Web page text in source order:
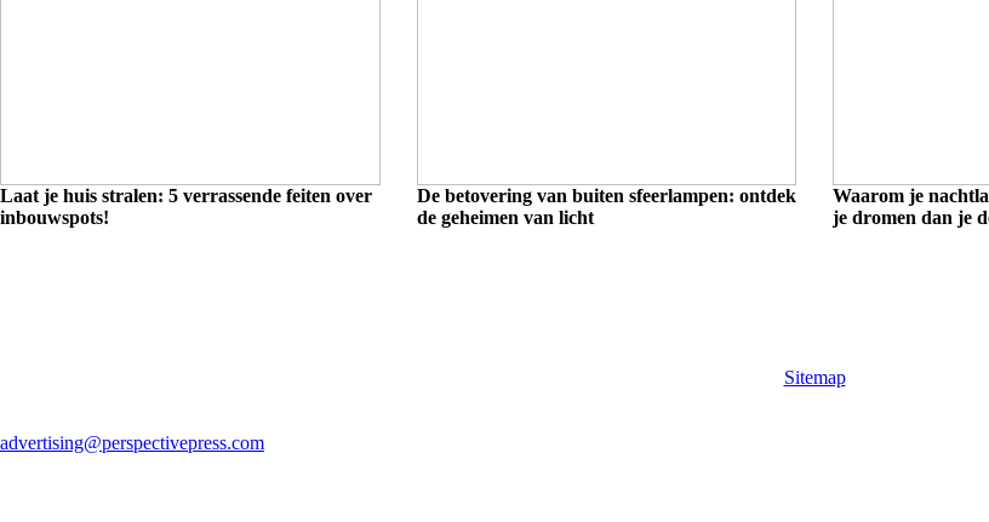
Laat je huis stralen: 5 verrassende feiten over
inbouwspots!
De betovering van buiten sfeerlampen: ontdek
de geheimen van licht
Waarom je
je dromen dan je
Sitemap
advertising@perspectivepress.com